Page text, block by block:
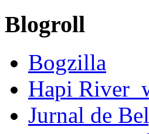
Blogroll
Bogzilla
Hapi
Jurnal de